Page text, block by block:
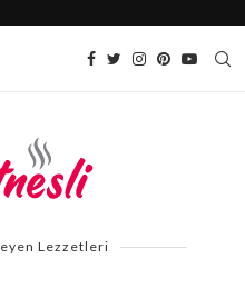
Lezzetleri